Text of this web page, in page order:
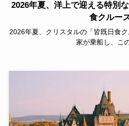
2026年夏、洋上で迎える特別
食クルー
2026年夏、クリスタルの「皆既日食
家が乗船し、こ